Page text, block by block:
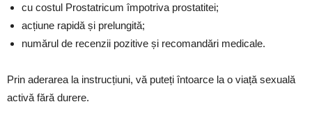
cu costul Prostatricum împotriva prostatitei;
acțiune rapidă și prelungită;
numărul de recenzii pozitive și recomandări medicale.
Prin aderarea la instrucțiuni, vă puteți întoarce la o viață sexuală
activă fără durere.